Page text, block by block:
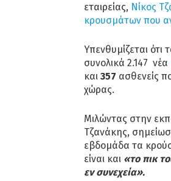
εταιρείας, Νίκος
κρουσμάτων που
Υπενθυμίζεται
συνολικά 2.147 νέα
και 357 ασθενείς
χώρας.
Μιλώντας στην
Τζανάκης,
εβδομάδα τα
είναι και «το πικ
εν συνεχεία».